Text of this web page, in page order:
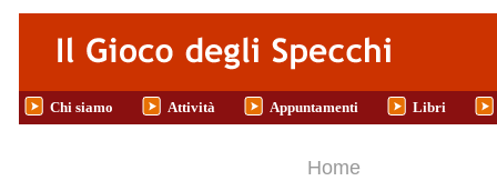
Salta al contenuto principale
Chi siamo Attività Appuntamenti Libri
Tu sei qui
Home